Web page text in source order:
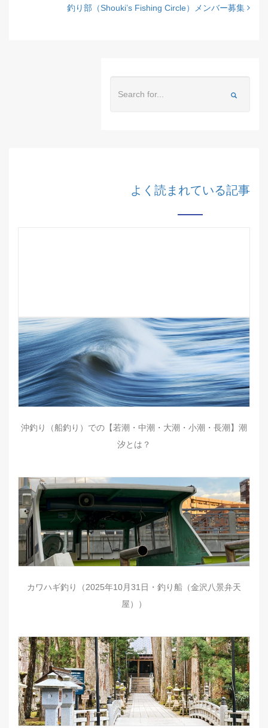
釣り部（Shouki’s Fishing Circle）メンバー募集
よく読まれている記事
沖釣り（船釣り）での【若潮・中潮・大潮・小潮・長潮】潮
汐とは？
カワハギ釣り（2025年10月31日・釣り船（金沢八景弁天
屋））